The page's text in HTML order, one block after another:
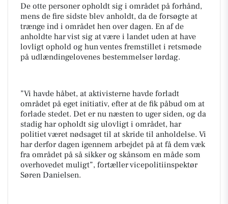
De otte personer opholdt sig i området på forhånd,
mens de fire sidste blev anholdt, da de forsøgte at
trænge ind i området hen over dagen. En af de
anholdte har vist sig at være i landet uden at have
lovligt ophold og hun ventes fremstillet i retsmøde
på udlændingelovenes bestemmelser lørdag.
”Vi havde håbet, at aktivisterne havde forladt
området på eget initiativ, efter at de fik påbud om at
forlade stedet. Det er nu næsten to uger siden, og da
stadig har opholdt sig ulovligt i området, har
politiet været nødsaget til at skride til anholdelse. Vi
har derfor dagen igennem arbejdet på at få dem væk
fra området på så sikker og skånsom en måde som
overhovedet muligt”, fortæller vicepolitiinspektør
Søren Danielsen.